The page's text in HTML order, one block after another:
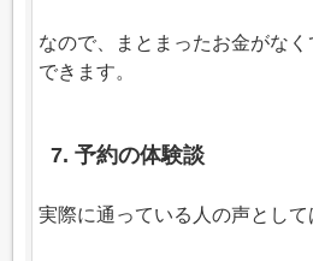
なので、まとまったお金がな
できます。
7. 予約の体験談
実際に通っている人の声とし